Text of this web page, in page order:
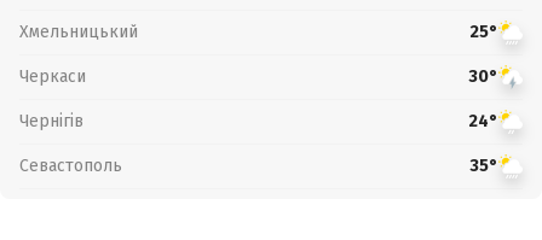
Хмельницький 25°
Черкаси 30°
Чернігів 24°
Севастополь 35°